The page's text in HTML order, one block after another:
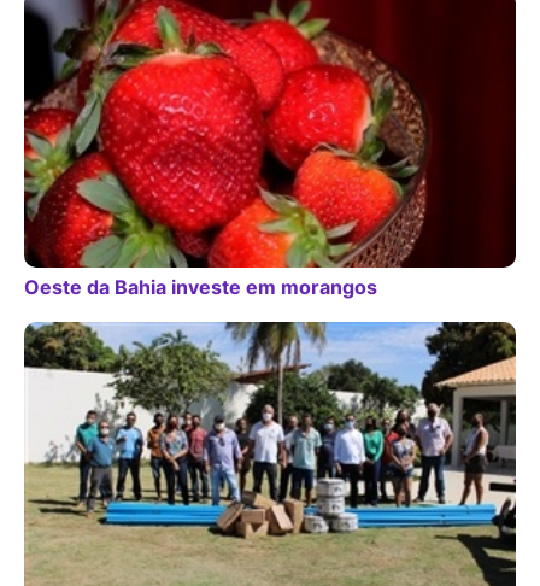
Oeste da Bahia investe em morangos